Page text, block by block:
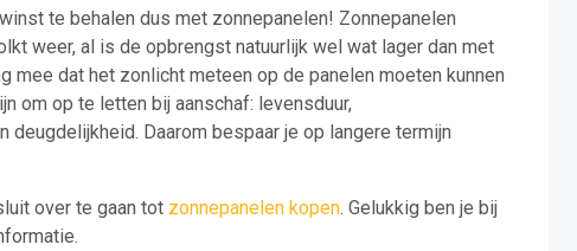
te behalen dus met zonnepanelen! Zonnepanelen
weer, al is de opbrengst natuurlijk wel wat lager dan met
mee dat het zonlicht meteen op de panelen moeten kunnen
om op te letten bij aanschaf: levensduur,
deugdelijkheid. Daarom bespaar je op langere termijn
over te gaan tot zonnepanelen kopen. Gelukkig ben je bij